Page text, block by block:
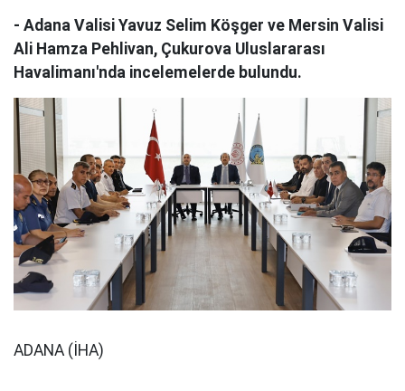
- Adana Valisi Yavuz Selim Köşger ve Mersin Valisi
Ali Hamza Pehlivan, Çukurova Uluslararası
Havalimanı'nda incelemelerde bulundu.
ADANA (İHA)